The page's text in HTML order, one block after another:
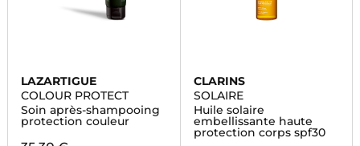
LAZARTIGUE
COLOUR PROTECT
Soin après-shampooing
protection couleur
CLARINS
SOLAIRE
Huile solaire
embellissante haute
protection corps spf30